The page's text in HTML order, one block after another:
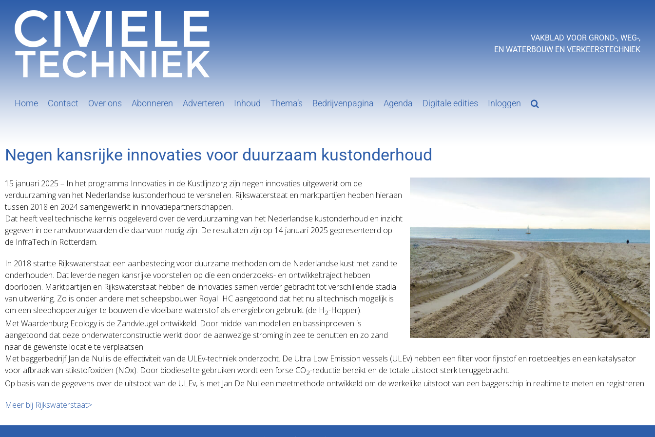
inhoud
VAKBLAD VOOR GROND-, WEG-,
EN WATERBOUW EN VERKEERSTECHNIEK
Home Contact Over ons Abonneren Adverteren Inhoud Thema’s Bedrijvenpagina Agenda Digitale edities Inloggen
Negen kansrijke innovaties voor duurzaam kustonderhoud
15 januari 2025 – In het programma Innovaties in de Kustlijnzorg zijn negen innovaties uitgewerkt om de
verduurzaming van het Nederlandse kustonderhoud te versnellen. Rijkswaterstaat en marktpartijen hebben hieraan
tussen 2018 en 2024 samengewerkt in innovatiepartnerschappen.
Dat heeft veel technische kennis opgeleverd over de verduurzaming van het Nederlandse kustonderhoud en inzicht
gegeven in de randvoorwaarden die daarvoor nodig zijn. De resultaten zijn op 14 januari 2025 gepresenteerd op
de InfraTech in Rotterdam.
In 2018 startte Rijkswaterstaat een aanbesteding voor duurzame methoden om de Nederlandse kust met zand te
onderhouden. Dat leverde negen kansrijke voorstellen op die een onderzoeks- en ontwikkeltraject hebben
doorlopen. Marktpartijen en Rijkswaterstaat hebben de innovaties samen verder gebracht tot verschillende stadia
van uitwerking. Zo is onder andere met scheepsbouwer Royal IHC aangetoond dat het nu al technisch mogelijk is
om een sleephopperzuiger te bouwen die vloeibare waterstof als energiebron gebruikt (de H2-Hopper).
Met Waardenburg Ecology is de Zandvleugel ontwikkeld. Door middel van modellen en bassinproeven is
aangetoond dat deze onderwaterconstructie werkt door de aanwezige stroming in zee te benutten en zo zand
naar de gewenste locatie te verplaatsen.
Met baggerbedrijf Jan de Nul is de effectiviteit van de ULEv-techniek onderzocht. De Ultra Low Emission vessels (ULEv) hebben een filter voor fijnstof en roetdeeltjes en een katalysator
voor afbraak van stikstofoxiden (NOx). Door biodiesel te gebruiken wordt een forse CO2-reductie bereikt en de totale uitstoot sterk teruggebracht.
Op basis van de gegevens over de uitstoot van de ULEv, is met Jan De Nul een meetmethode ontwikkeld om de werkelijke uitstoot van een baggerschip in realtime te meten en registreren.
Meer bij Rijkswaterstaat>